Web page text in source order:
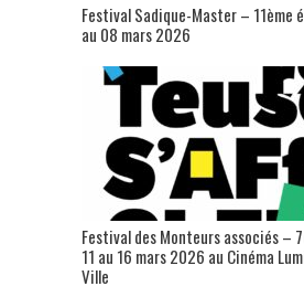
Festival Sadique-Master – 11ème
au 08 mars 2026
Festival des Monteurs associés –
11 au 16 mars 2026 au Cinéma
Ville